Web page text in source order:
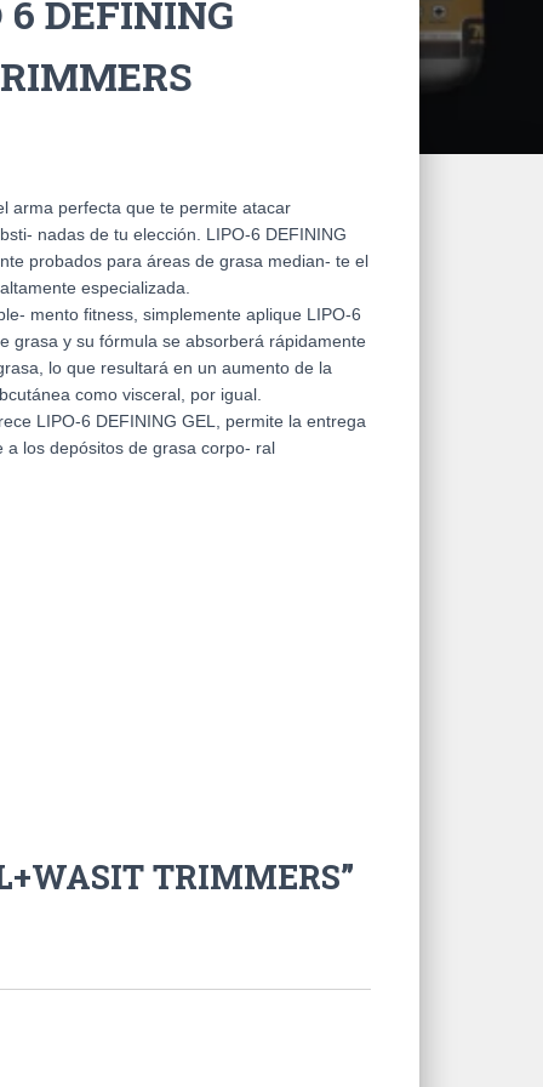
DEFINING
arma perfecta que te permite atacar
nadas de tu elección. LIPO-6 DEFINING
probados para áreas de grasa median- te el
especializada.
mento fitness, simplemente aplique LIPO-6
grasa y su fórmula se absorberá rápidamente
lo que resultará en un aumento de la
como visceral, por igual.
LIPO-6 DEFINING GEL, permite la entrega
los depósitos de grasa corpo- ral
TRIMMERS”